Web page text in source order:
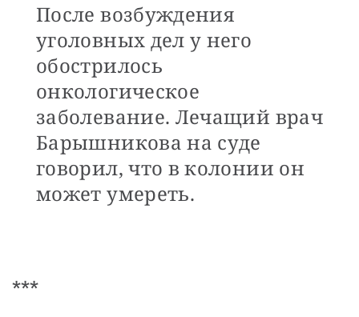
После возбуждения
уголовных дел у него
обострилось
онкологическое
заболевание. Лечащий врач
Барышникова на суде
говорил, что в колонии он
может умереть.
***